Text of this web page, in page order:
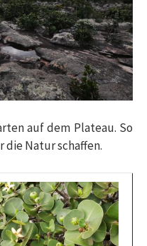
auf dem Plateau. So
die Natur schaffen.